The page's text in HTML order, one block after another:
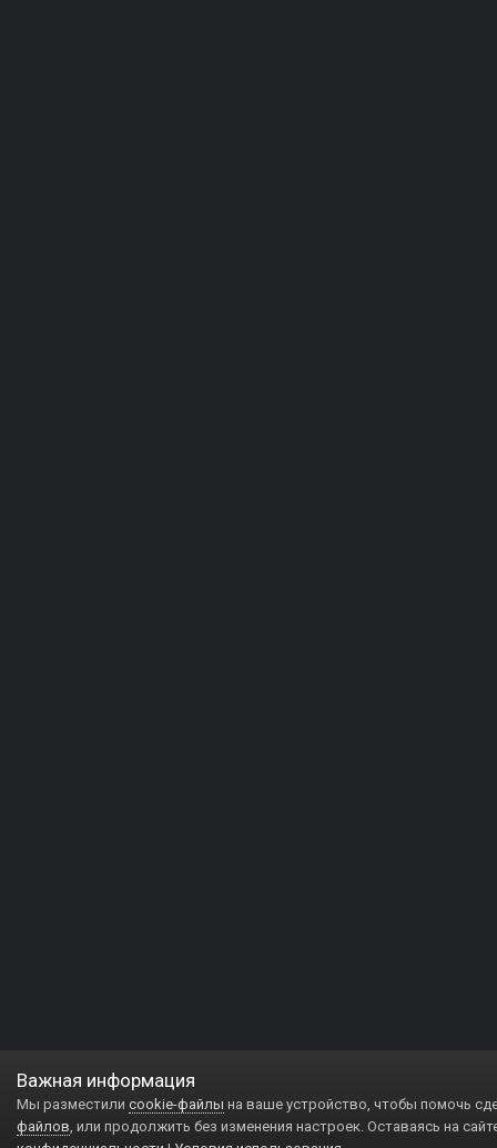
Важная информация
Мы разместили cookie-файлы на ваше устройство, чтобы помочь
файлов, или продолжить без изменения настроек. Оставаясь на